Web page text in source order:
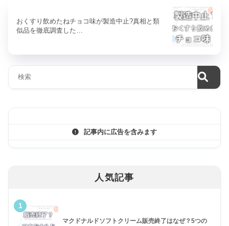
おくすり飲めたねチョコ味が製造中止?真相と類
似品を徹底調査した…
記事内に広告を含みます
人気記事
1
マクドナルドソフトクリーム販売終了はなぜ？5つの